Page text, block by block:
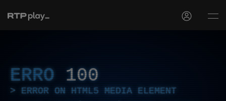
ERRO 100
ERROR ON HTML5 MEDIA ELEMENT